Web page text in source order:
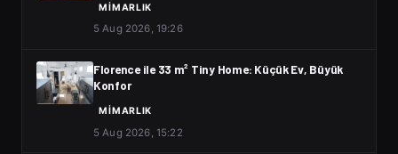
MIMARLIK
5 Aug 2026, 19:26
Florence ile 33 m² Tiny Home: Küçük Ev, Büyük
Konfor
MIMARLIK
5 Aug 2026, 15:22